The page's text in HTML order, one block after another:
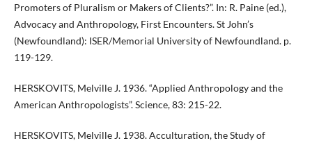
Promoters of Pluralism or Makers of Clients?”. In: R. Paine (ed.),
Advocacy and Anthropology, First Encounters. St John’s
(Newfoundland): ISER/Memorial University of Newfoundland. p.
119-129.
HERSKOVITS, Melville J. 1936. “Applied Anthropology and the
American Anthropologists”. Science, 83: 215-22.
HERSKOVITS, Melville J. 1938. Acculturation, the Study of